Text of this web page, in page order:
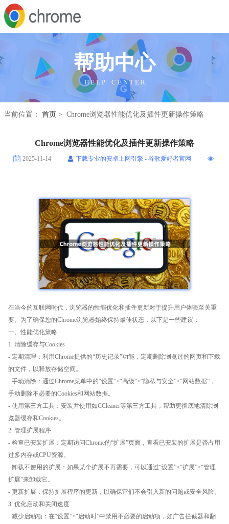
帮助中心
H E L P C E N T E R
当前位置： 首页 > Chrome浏览器性能优化及插件更新操作策略
Chrome浏览器性能优化及插件更新操作策略
2025-11-14 下载专业的安卓上网引擎 - 谷歌爱好者官网
在当今的互联网时代，浏览器的性能优化和插件更新对于提升用户体验至关重
要。为了确保您的Chrome浏览器始终保持最佳状态，以下是一些建议：
一、性能优化策略
1. 清除缓存与Cookies
- 定期清理：利用Chrome提供的“历史记录”功能，定期删除浏览过的网页和下载
的文件，以释放存储空间。
- 手动清除：通过Chrome菜单中的“设置”>“高级”>“隐私与安全”>“网站数据”，
手动删除不必要的Cookies和网站数据。
- 使用第三方工具：安装并使用如CCleaner等第三方工具，帮助更彻底地清除浏
览器缓存和Cookies。
2. 管理扩展程序
- 检查已安装扩展：定期访问Chrome的“扩展”页面，查看已安装的扩展是否占用
过多内存或CPU资源。
- 卸载不使用的扩展：如果某个扩展不再需要，可以通过“设置”>“扩展”>“管理
扩展”来卸载它。
- 更新扩展：保持扩展程序的更新，以确保它们不会引入新的问题或安全风险。
3. 优化启动和关闭速度
- 减少启动项：在“设置”>“启动时”中禁用不必要的启动项，如广告拦截器和翻